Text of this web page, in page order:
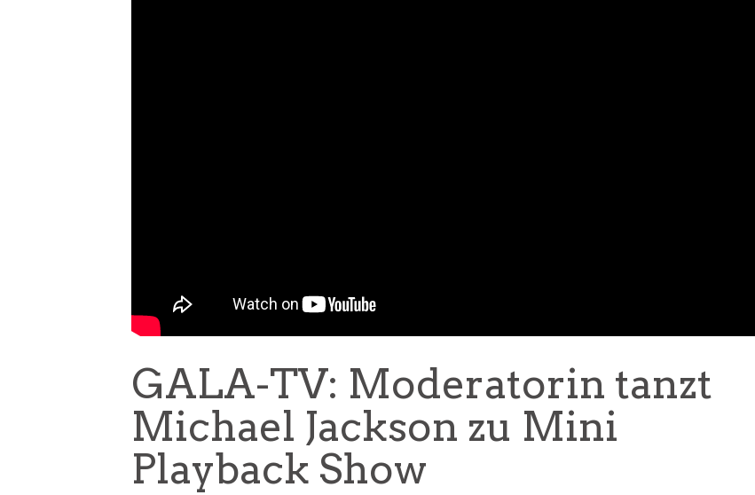
GALA-TV: Moderatorin tanzt
Michael Jackson zu Mini
Playback Show